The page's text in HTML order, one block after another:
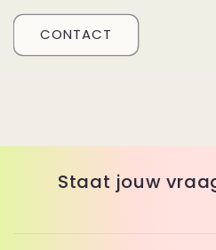
CONTACT
Staat jouw